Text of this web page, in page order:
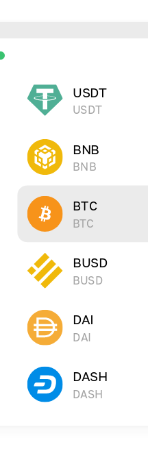
USDT
USDT
BNB
BNB
BTC
BTC
BUSD
BUSD
DAI
DAI
DASH
DASH